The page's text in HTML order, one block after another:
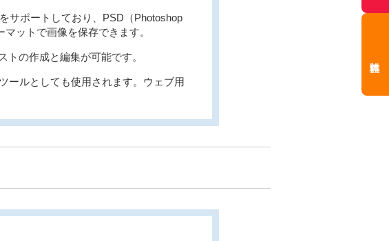
サポートしており、PSD（Photoshop
ットで画像を保存できます。
トの作成と編集が可能です。
ールとしても使用されます。ウェブ用